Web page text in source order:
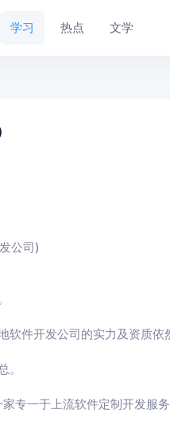
学习 热点 文学
公司)
件开发公司的实力及资质依
专一于上流软件定制开发服